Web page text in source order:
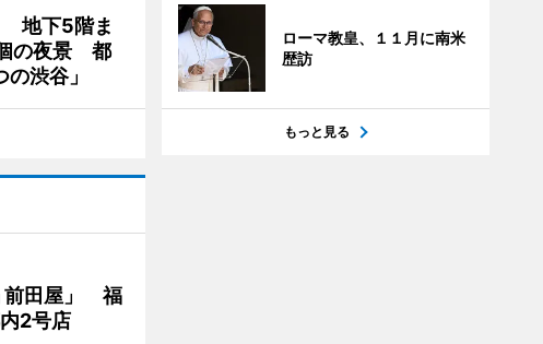
地下5階ま
の夜景 都
渋谷」
前田屋」 福
2号店
ローマ教皇、１１月に南米
歴訪
もっと見る